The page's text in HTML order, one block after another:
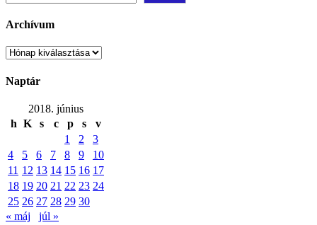
Archívum
Archívum
Naptár
2018. június
h K s c p s
v
1
2
3
4
5 6 7 8 9
10
11 12 13 14 15 16 17
18 19 20 21 22 23 24
25 26 27 28 29 30
« máj
júl »